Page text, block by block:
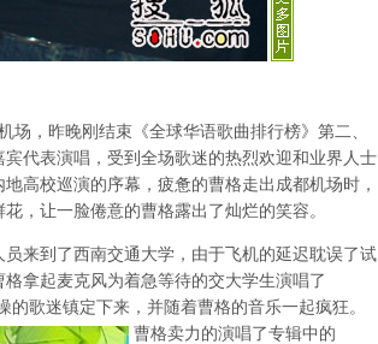
，昨晚刚结束《全球华语歌曲排行榜》第二、
代表演唱，受到全场歌迷的热烈欢迎和业界人士
高校巡演的序幕，疲惫的曹格走出成都机场时，
，让一脸倦意的曹格露出了灿烂的笑容。
到了西南交通大学，由于飞机的延迟耽误了试
拿起麦克风为着急等待的交大学生演唱了
的歌迷镇定下来，并随着曹格的音乐一起疯狂。
曹格卖力的演唱了专辑中的